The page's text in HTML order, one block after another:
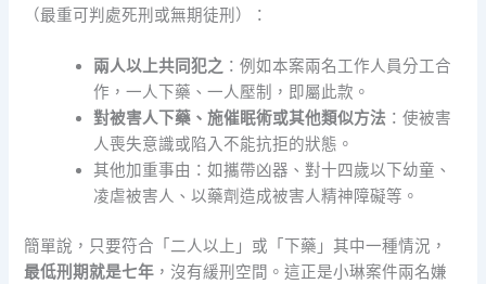
（最重可判處死刑或無期徒刑）：
兩人以上共同犯之 ：例如本案兩名工作人員分工合
作，一人下藥、一人壓制，即屬此款。
對被害人下藥、施催眠術或其他類似方法 ：使被害
人喪失意識或陷入不能抗拒的狀態。
其他加重事由：如攜帶凶器、對十四歲以下幼童、
凌虐被害人、以藥劑造成被害人精神障礙等。
簡單說，只要符合「二人以上」或「下藥」其中一種情況，
最低刑期就是七年 ，沒有緩刑空間。這正是小琳案件兩名嫌